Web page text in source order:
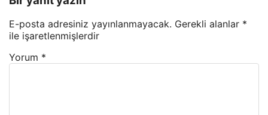
E-posta adresiniz yayınlanmayacak. Gerekli alanlar *
ile işaretlenmişlerdir
Yorum *